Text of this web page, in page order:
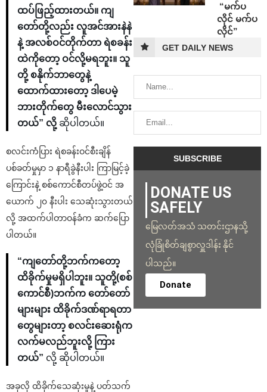
ထပ်ဖြည့်ထားတယ်။ ကျ
တော်တို့လည်း လူအင်အားနဲနဲ
နဲ့ အလစ်ဝင်တိုက်တာ ရဲစခန်း
ထဲကိုတော့ ဝင်လို့မရဘူး။ သူ
တို့ စနိုက်ဘာတွေနဲ့
ထောက်ထားတော့ ဒါပေမဲ့
ဘားတိုက်တွေ မီးလောင်သွား
တယ်” လို့ ဆိုပါတယ်။
စလင်းကံပြား ရဲစခန်းဝင်စီးချိန်
ပစ်ခတ်မှုမှာ ၁ နာရီခွဲနီးပါး ကြာမြင့်ခဲ့
ကြောင်းနဲ့ စစ်ကောင်စီတပ်ဖွဲ့ဝင် အ
ယောက် ၂၀ နီးပါး သေဆုံးသွားတယ်
လို့ အထက်ပါတာဝန်ခံက ဆက်ပြော
ပါတယ်။
“ကျတော်တို့ဘက်ကတော့
ထိခိုက်မှုမရှိပါဘူး။ သူတို့(စစ်
ကောင်စီ)ဘက်က တော်တော်
များများ ထိခိုက်ဒဏ်ရာရတာ
တွေများတာ့ စလင်းဆေးရုံက
လက်မလည်ဘူးလို့ ကြား
တယ်” လို့ ဆိုပါတယ်။
အခုလို ထိခိုက်သေဆုံးမှုနဲ့ ပတ်သက်
⁨ ⁨“မက်ပ
လိုင် မက်ပ
လိုင်”
GET DAILY NEWS
DONATE US
SAFELY
မြေလတ်အသံ သတင်းဌာနသို့
လုံခြုံစိတ်ချစွာလှူဒါန်း နိုင်
ပါသည်။
Donate